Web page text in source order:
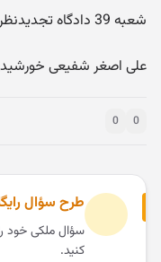
شعبه 39 دادگاه تجدیدنظراستان تهران - رئیس و مستشار
​علی اصغر شفیعی
0
0
طرح سؤال
سؤال ملکی خود
کنید.